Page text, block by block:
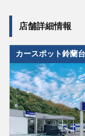
店舗詳細情報
カースポット鈴蘭台